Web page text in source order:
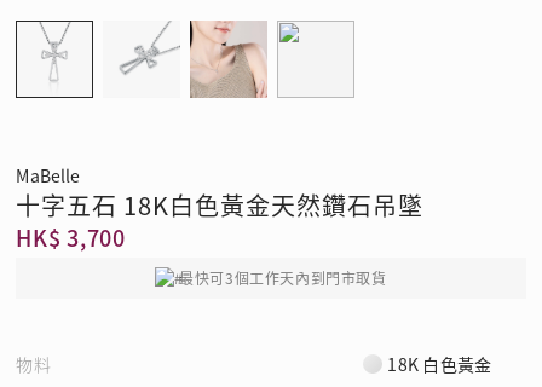
MaBelle
十字五石 18K白色黃金天然鑽石吊墜
HK$ 3,700
最快可3個工作天內到門市取貨
物料 18K 白色黃金